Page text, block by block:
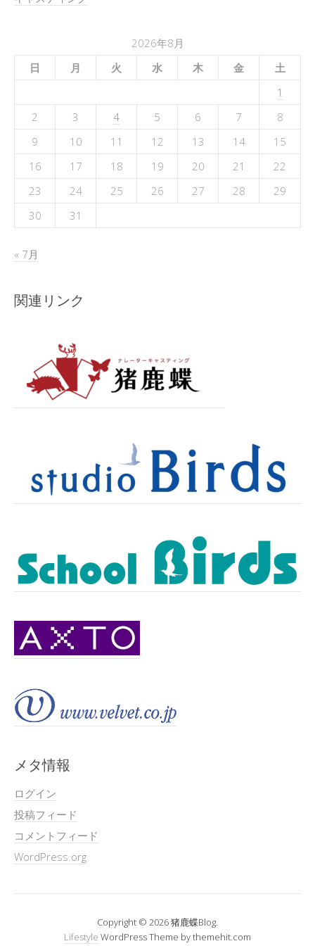
2026年8月
日
月 火 水 木 金
土
1
2
3 4 5 6 7
8
9
10 11 12 13 14
15
16
17 18 19 20 21
22
23
24 25 26 27 28
29
30
31
« 7月
関連リンク
メタ情報
ログイン
投稿フィード
コメントフィード
WordPress.org
Copyright © 2026 猪鹿蝶Blog.
Lifestyle WordPress Theme by themehit.com